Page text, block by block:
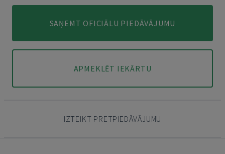
SAŅEMT OFICIĀLU PIEDĀVĀJUMU
APMEKLĒT IEKĀRTU
IZTEIKT PRETPIEDĀVĀJUMU